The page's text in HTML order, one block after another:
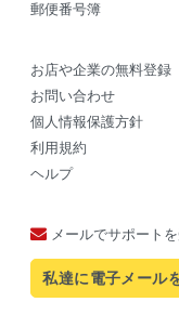
郵便番号簿
お店や企業の無料登録
お問い合わせ
個人情報保護方針
利用規約
ヘルプ
メールでサポートを
私達に電子メール